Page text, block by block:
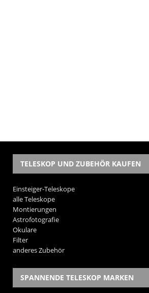
TELESKOP UND ZUBEHÖR KAUFEN
Einsteiger-Teleskope
alle Teleskope
Montierungen
Astrofotografie
Okulare
Filter
anderes Zubehör
SPANNENDE TELESKOP MARKEN